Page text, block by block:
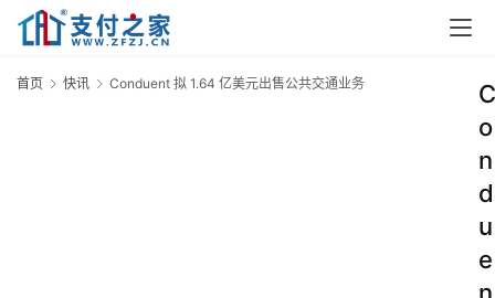
首页 快讯 Conduent 拟 1.64 亿美元出售公共交通业务
C
o
n
d
u
e